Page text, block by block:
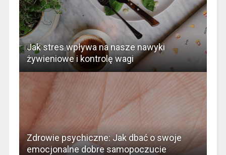
Jak stres wpływa na nasze nawyki
żywieniowe i kontrolę wagi
Zdrowie psychiczne: Jak dbać o swoje
emocjonalne dobre samopoczucie